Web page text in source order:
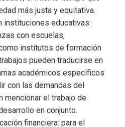
más justa y equitativa.
instituciones educativas:
con escuelas,
institutos de formación
pueden traducirse en
académicos específicos
con las demandas del
mencionar el trabajo de
en conjunto.
financiera: para el